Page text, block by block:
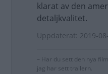
klarat av den
detaljkvalitet.
Uppdaterat: 2019-
– Har du sett den nya
jag har sett trailern.